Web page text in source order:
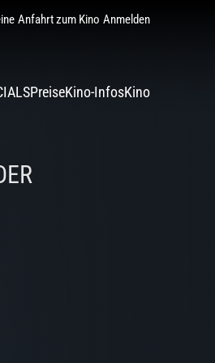
Anfahrt zum Kino Anmelden
PreiseKino-InfosKino